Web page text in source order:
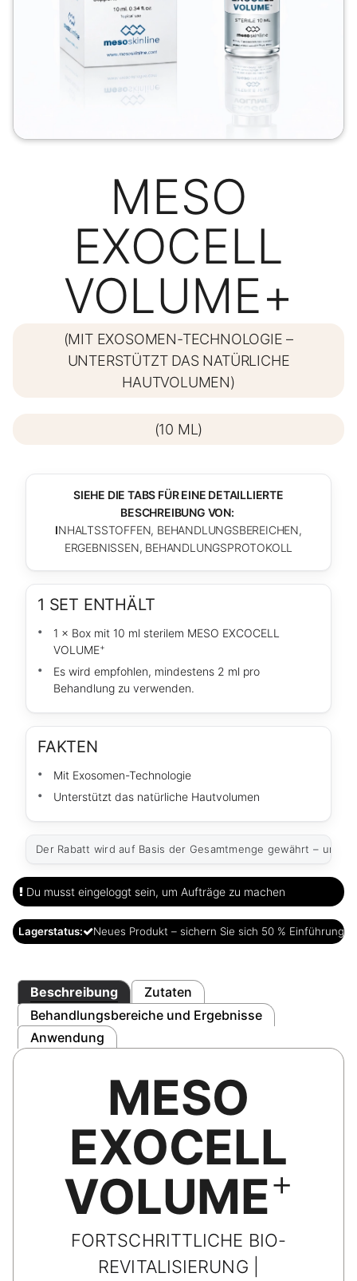
MESO
EXOCELL
VOLUME+
(MIT EXOSOMEN-TECHNOLOGIE –
UNTERSTÜTZT DAS NATÜRLICHE
HAUTVOLUMEN)
(10 ML)
SIEHE DIE TABS FÜR EINE DETAILLIERTE
BESCHREIBUNG VON:
INHALTSSTOFFEN, BEHANDLUNGSBEREICHEN,
ERGEBNISSEN, BEHANDLUNGSPROTOKOLL
1 SET ENTHÄLT
1 × Box mit 10 ml sterilem MESO EXCOCELL
VOLUME+
Es wird empfohlen, mindestens 2 ml pro
Behandlung zu verwenden.
FAKTEN
Mit Exosomen-Technologie
Unterstützt das natürliche Hautvolumen
Der Rabatt wird auf Basis der Gesamtmenge gewährt –
Du musst eingeloggt sein, um Aufträge zu machen
Lagerstatus: Neues Produkt – sichern Sie sich 50 %
Beschreibung
Zutaten
Behandlungsbereiche und Ergebnisse
Anwendung
MESO
EXOCELL
VOLUME+
FORTSCHRITTLICHE BIO-
REVITALISIERUNG |